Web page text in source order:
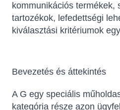
kommunikációs termékek,
tartozékok, lefedettségi
kiválasztási kritériumok
Bevezetés és áttekintés
A G egy speciális
kategória része azon